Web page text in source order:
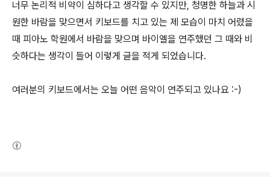
너무 논리적 비약이 심하다고 생각할 수 있지만, 청명한 하늘과 시
원한 바람을 맞으면서 키보드를 치고 있는 제 모습이 마치 어렸을
때 피아노 학원에서 바람을 맞으며 바이엘을 연주했던 그 때와 비
슷하다는 생각이 들어 이렇게 글을 적게 되었습니다.
여러분의 키보드에서는 오늘 어떤 음악이 연주되고 있나요 :-)